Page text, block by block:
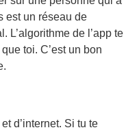
est un réseau de
L’algorithme de l’app te
toi. C’est un bon
d’internet. Si tu te